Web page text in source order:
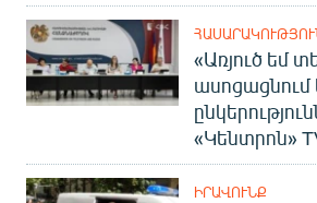
«Առյուծ եմ
ասոցացնում
«Կենտրոն»
ԻՐԱՎՈՒՆՔ